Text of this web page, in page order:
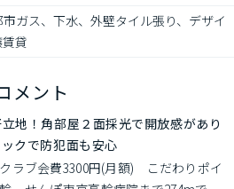
ガス、下水、外壁タイル張り、デザイ
貸
メント
地！角部屋２面採光で開放感があり
クで防犯面も安心
ラブ会費3300円(月額)　こだわりポイ